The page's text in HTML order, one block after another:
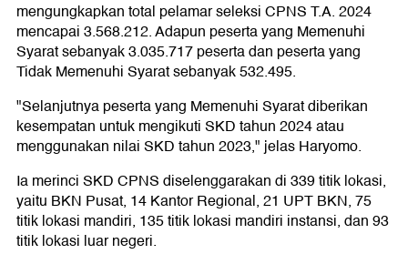
mengungkapkan total pelamar seleksi CPNS T.A. 2024
mencapai 3.568.212. Adapun peserta yang Memenuhi
Syarat sebanyak 3.035.717 peserta dan peserta yang
Tidak Memenuhi Syarat sebanyak 532.495.
"Selanjutnya peserta yang Memenuhi Syarat diberikan
kesempatan untuk mengikuti SKD tahun 2024 atau
menggunakan nilai SKD tahun 2023," jelas Haryomo.
Ia merinci SKD CPNS diselenggarakan di 339 titik lokasi,
yaitu BKN Pusat, 14 Kantor Regional, 21 UPT BKN, 75
titik lokasi mandiri, 135 titik lokasi mandiri instansi, dan 93
titik lokasi luar negeri.